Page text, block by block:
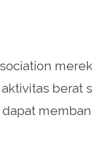
berat